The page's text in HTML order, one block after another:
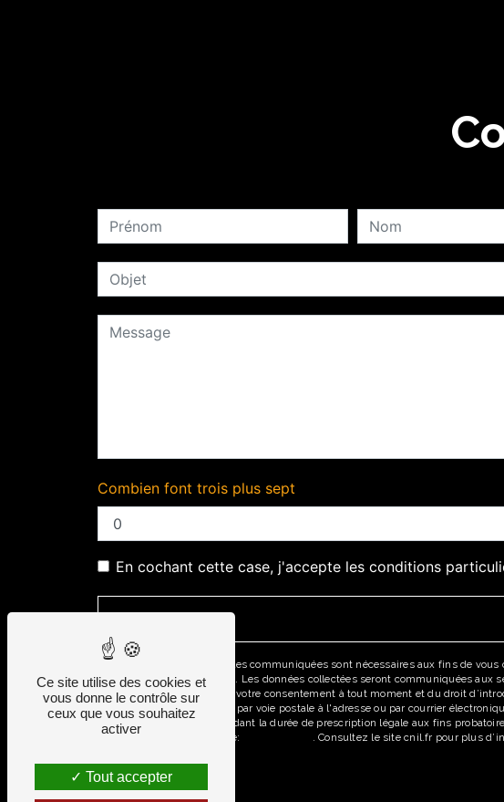
Combien font trois plus sept
En cochant cette case, j'accepte les conditions
** Les données personnelles communiquées sont nécessaires aux fins de
répondre à votre message. Les données collectées seront communiquées
d’opposition, de retrait de votre consentement à tout moment et du droit
pouvez exercer ces droits par voie postale à l'adresse ou par courrier
prise de contact puis pendant la durée de prescription légale aux fins
disponible à cette adresse:
. Consultez le site cnil.fr pour plus
Ce site utilise des cookies et
vous donne le contrôle sur
ceux que vous souhaitez
activer
Tout accepter